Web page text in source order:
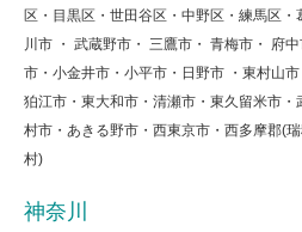
区・目黒区・世田谷区・中野区・練馬区
川市 ・ 武蔵野市・ 三鷹市・ 青梅市・ 府
市・小金井市・小平市・日野市 ・東村山
狛江市・東大和市・清瀬市・東久留米市
村市・あきる野市・西東京市・西多摩郡(
村)
神奈川